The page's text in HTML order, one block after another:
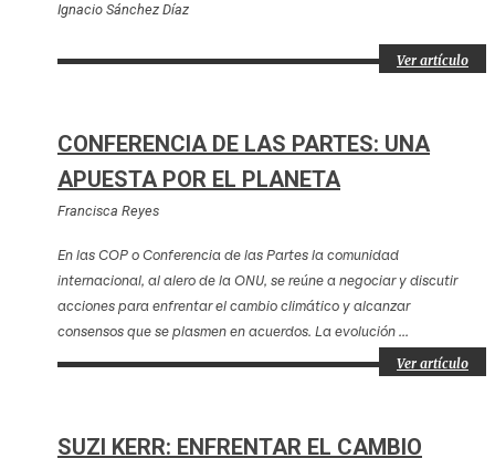
Ignacio Sánchez Díaz
Ver artículo
CONFERENCIA DE LAS PARTES: UNA
APUESTA POR EL PLANETA
Francisca Reyes
En las COP o Conferencia de las Partes la comunidad
internacional, al alero de la ONU, se reúne a negociar y discutir
acciones para enfrentar el cambio climático y alcanzar
consensos que se plasmen en acuerdos. La evolución ...
Ver artículo
SUZI KERR: ENFRENTAR EL CAMBIO